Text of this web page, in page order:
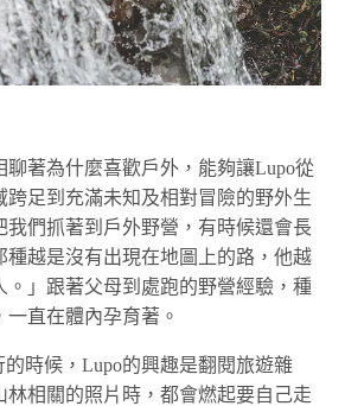
聊著為什麼喜歡戶外，能夠讓Lupo從
跨足到充滿未知及相對冒險的野外生
我們抓著到戶外野營，有時候還會長
種越是沒有出現在地圖上的路，他越
。」跟著父母到處跑的野營經驗，種
直在體內孕育著。
的時候，Lupo的興趣是翻閱旅遊雜
林相關的照片時，都會燃起要自己走